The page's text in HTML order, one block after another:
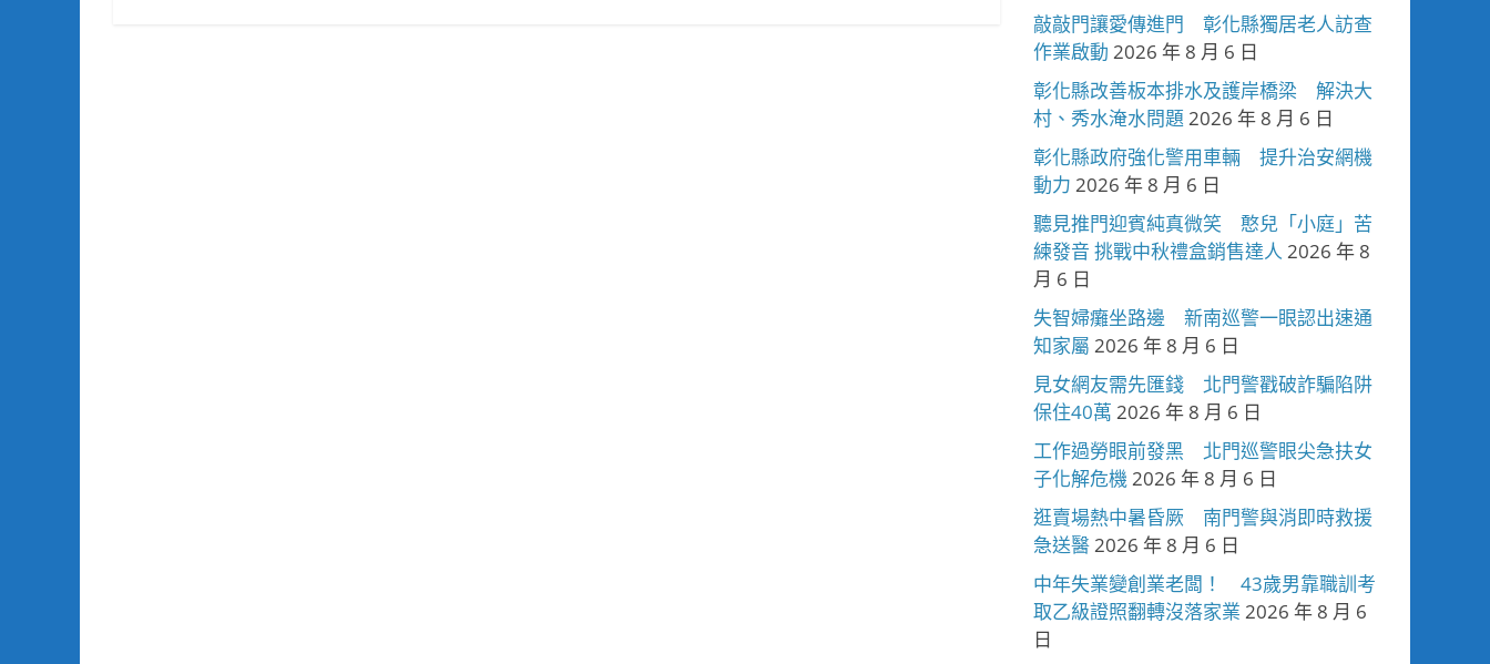
敲敲門讓愛傳進門 彰化縣獨居老人訪查
作業啟動 2026 年 8 月 6 日
彰化縣改善板本排水及護岸橋梁 解決大
村、秀水淹水問題 2026 年 8 月 6 日
彰化縣政府強化警用車輛 提升治安網機
動力 2026 年 8 月 6 日
聽見推門迎賓純真微笑 憨兒「小庭」苦
練發音 挑戰中秋禮盒銷售達人 2026 年 8
月 6 日
失智婦癱坐路邊 新南巡警一眼認出速通
知家屬 2026 年 8 月 6 日
見女網友需先匯錢 北門警戳破詐騙陷阱
保住40萬 2026 年 8 月 6 日
工作過勞眼前發黑 北門巡警眼尖急扶女
子化解危機2026 年 8 月 6 日
逛賣場熱中暑昏厥 南門警與消即時救援
急送醫2026 年 8 月 6 日
中年失業變創業老闆！ 43歲男靠職訓考
取乙級證照翻轉沒落家業 2026 年 8 月 6
日